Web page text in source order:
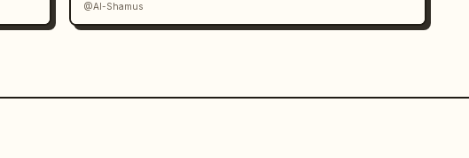
@Al-Shamus